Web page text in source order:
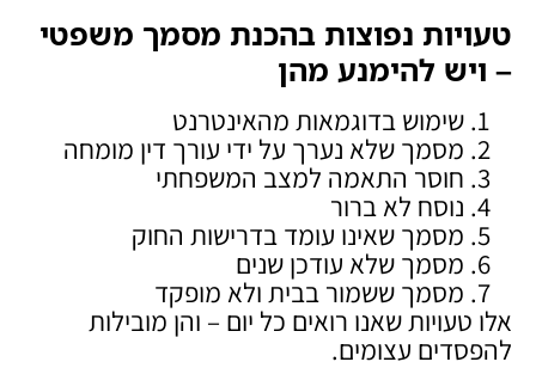
טעויות נפוצות בהכנת מסמך משפטי
– ויש להימנע מהן
שימוש בדוגמאות מהאינטרנט
מסמך שלא נערך על ידי עורך דין מומחה
חוסר התאמה למצב המשפחתי
נוסח לא ברור
מסמך שאינו עומד בדרישות החוק
מסמך שלא עודכן שנים
מסמך ששמור בבית ולא מופקד
אלו טעויות שאנו רואים כל יום – והן מובילות
להפסדים עצומים.